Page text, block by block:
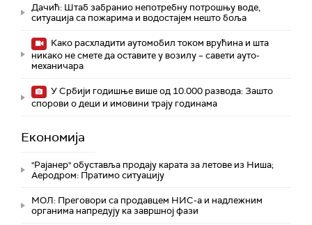
Дачић: Штаб забранио непотребну потрошњу воде,
ситуација са пожарима и водостајем нешто боља
Како расхладити аутомобил током врућина и шта
никако не смете да оставите у возилу – савети ауто-
механичара
У Србији годишње више од 10.000 развода: Зашто
спорови о деци и имовини трају годинама
Економија
"Рајанер" обуставља продају карата за летове из Ниша;
Аеродром: Пратимо ситуацију
МОЛ: Преговори са продавцем НИС-а и надлежним
органима напредују ка завршној фази